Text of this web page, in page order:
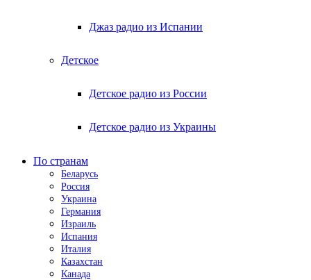
Джаз радио из Испании
Детское
Детское радио из России
Детское радио из Украины
По странам
Беларусь
Россия
Украина
Германия
Израиль
Испания
Италия
Казахстан
Канада